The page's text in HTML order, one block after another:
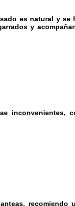
es natural y se
y
inconvenientes,
recomiendo